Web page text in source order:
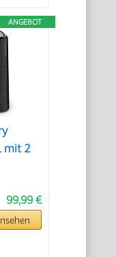
ANGEBOT
mit 2
99,99 €